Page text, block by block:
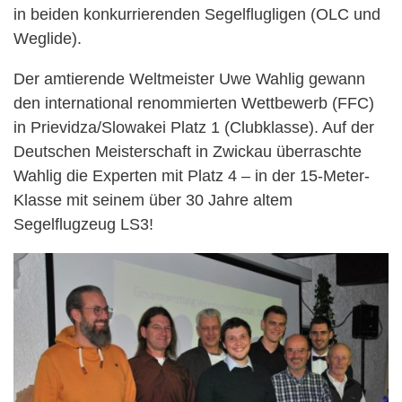
in beiden konkurrierenden Segelflugligen (OLC und
Weglide).
Der amtierende Weltmeister Uwe Wahlig gewann
den international renommierten Wettbewerb (FFC)
in Prievidza/Slowakei Platz 1 (Clubklasse). Auf der
Deutschen Meisterschaft in Zwickau überraschte
Wahlig die Experten mit Platz 4 – in der 15-Meter-
Klasse mit seinem über 30 Jahre altem
Segelflugzeug LS3!